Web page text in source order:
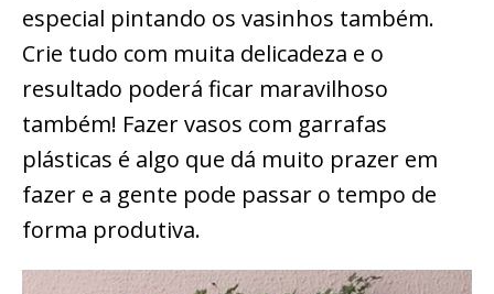
especial pintando os vasinhos também.
Crie tudo com muita delicadeza e o
resultado poderá ficar maravilhoso
também! Fazer vasos com garrafas
plásticas é algo que dá muito prazer em
fazer e a gente pode passar o tempo de
forma produtiva.